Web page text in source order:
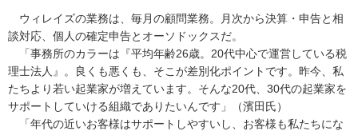
ウィレイズの業務は、毎月の顧問業務。月次から決算・申告と相
談対応、個人の確定申告とオーソドックスだ。
「事務所のカラーは『平均年齢26歳。20代中心で運営している税
理士法人』。良くも悪くも、そこが差別化ポイントです。昨今、私
たちより若い起業家が増えています。そんな20代、30代の起業家を
サポートしていける組織でありたいんです」（濱田氏）
「年代の近いお客様はサポートしやすいし、お客様も私たちにな